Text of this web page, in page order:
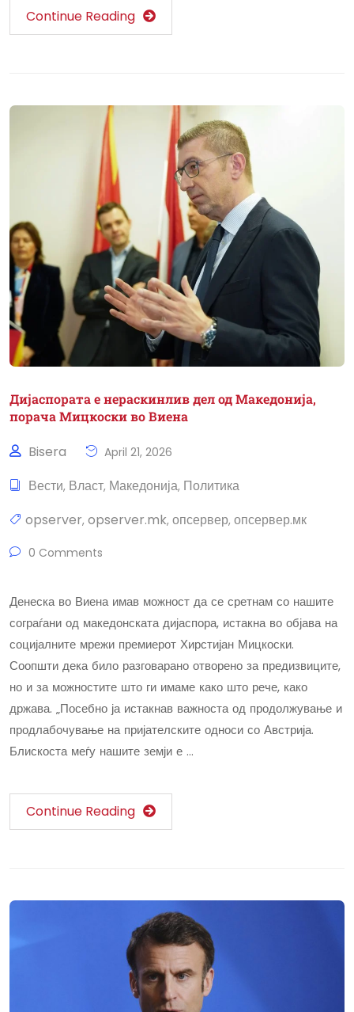
Continue Reading
Дијаспората е нераскинлив дел од Македонија,
порача Мицкоски во Виена
Bisera April 21, 2026
Вести, Власт, Македонија, Политика
opserver, opserver.mk, опсервер, опсервер.мк
0 Comments
Денеска во Виена имав можност да се сретнам со нашите
сограѓани од македонската дијаспора, истакна во објава на
социјалните мрежи премиерот Хирстијан Мицкоски.
Соопшти дека било разговарано отворено за предизвиците,
но и за можностите што ги имаме како што рече, како
држава. „Посебно ја истакнав важноста од продолжување и
продлабочување на пријателските односи со Австрија.
Блискоста меѓу нашите земји е …
Continue Reading